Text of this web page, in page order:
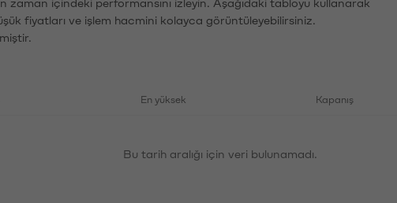
fiyatları ve işlem hacmini kolayca görüntüleyebilirsiniz.
En yüksek Kapanış
Bu tarih aralığı için veri bulunamadı.